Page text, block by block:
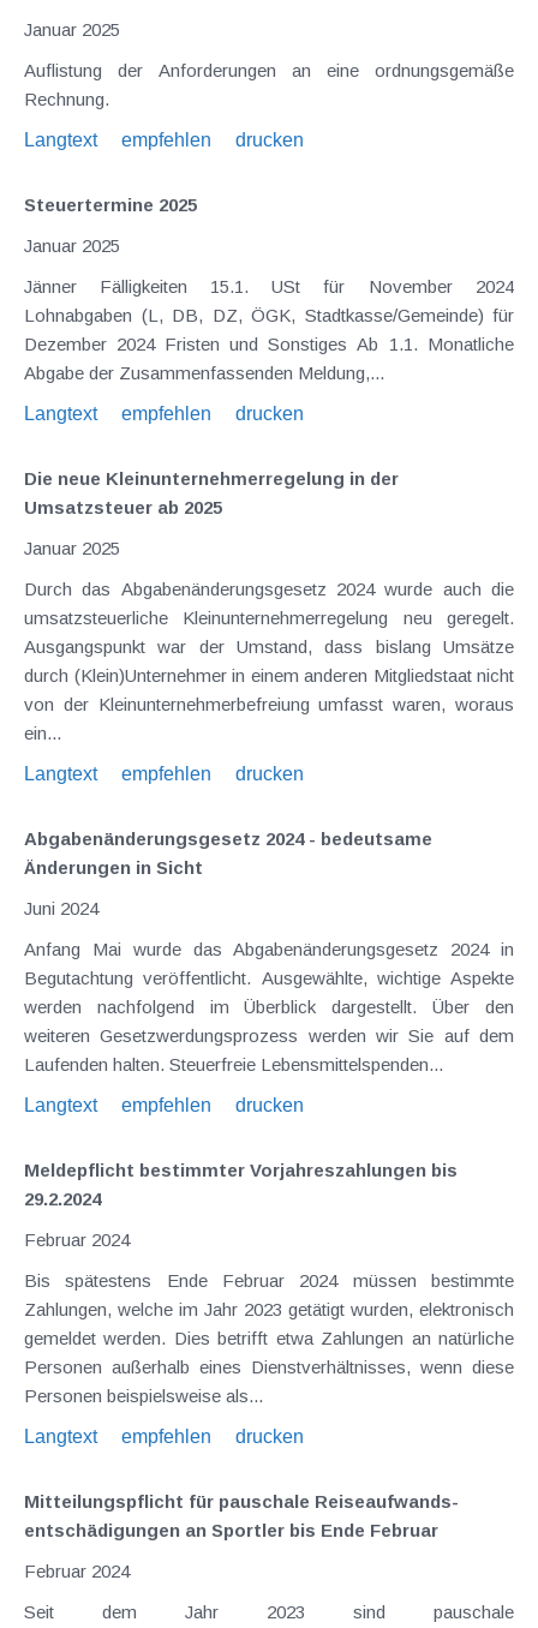
Januar 2025
Auflistung der Anforderungen an eine ordnungsgemäße
Rechnung.
Langtext
empfehlen drucken
Steuertermine 2025
Januar 2025
Jänner Fälligkeiten 15.1. USt für November 2024
Lohnabgaben (L, DB, DZ, ÖGK, Stadtkasse/Gemeinde) für
Dezember 2024 Fristen und Sonstiges Ab 1.1. Monatliche
Abgabe der Zusammenfassenden Meldung,...
Langtext
empfehlen drucken
Die neue Kleinunternehmerregelung in der
Umsatzsteuer ab 2025
Januar 2025
Durch das Abgabenänderungsgesetz 2024 wurde auch die
umsatzsteuerliche Kleinunternehmerregelung neu geregelt.
Ausgangspunkt war der Umstand, dass bislang Umsätze
durch (Klein)Unternehmer in einem anderen Mitgliedstaat nicht
von der Kleinunternehmerbefreiung umfasst waren, woraus
ein...
Langtext
empfehlen drucken
Abgabenänderungsgesetz 2024 - bedeutsame
Änderungen in Sicht
Juni 2024
Anfang Mai wurde das Abgabenänderungsgesetz 2024 in
Begutachtung veröffentlicht. Ausgewählte, wichtige Aspekte
werden nachfolgend im Überblick dargestellt. Über den
weiteren Gesetzwerdungsprozess werden wir Sie auf dem
Laufenden halten. Steuerfreie Lebensmittelspenden...
Langtext
empfehlen drucken
Meldepflicht bestimmter Vorjahreszahlungen bis
29.2.2024
Februar 2024
Bis spätestens Ende Februar 2024 müssen bestimmte
Zahlungen, welche im Jahr 2023 getätigt wurden, elektronisch
gemeldet werden. Dies betrifft etwa Zahlungen an natürliche
Personen außerhalb eines Dienstverhältnisses, wenn diese
Personen beispielsweise als...
Langtext
empfehlen drucken
Mitteilungspflicht für pauschale Reiseaufwands­
entschädigungen an Sportler bis Ende Februar
Februar 2024
Seit dem Jahr 2023 sind pauschale